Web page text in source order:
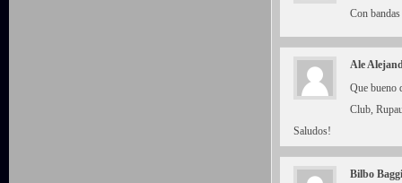
Con
Ale
Que bueno
Club,
Saludos!
Bilbo